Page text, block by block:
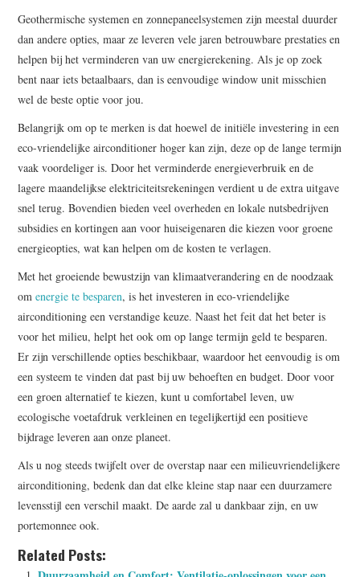
Geothermische systemen en zonnepaneelsystemen zijn meestal duurder
dan andere opties, maar ze leveren vele jaren betrouwbare prestaties en
helpen bij het verminderen van uw energierekening. Als je op zoek
bent naar iets betaalbaars, dan is eenvoudige window unit misschien
wel de beste optie voor jou.
Belangrijk om op te merken is dat hoewel de initiële investering in een
eco-vriendelijke airconditioner hoger kan zijn, deze op de lange termijn
vaak voordeliger is. Door het verminderde energieverbruik en de
lagere maandelijkse elektriciteitsrekeningen verdient u de extra uitgave
snel terug. Bovendien bieden veel overheden en lokale nutsbedrijven
subsidies en kortingen aan voor huiseigenaren die kiezen voor groene
energieopties, wat kan helpen om de kosten te verlagen.
Met het groeiende bewustzijn van klimaatverandering en de noodzaak
omenergie te besparen, is het investeren in eco-vriendelijke
airconditioning een verstandige keuze. Naast het feit dat het beter is
voor het milieu, helpt het ook om op lange termijn geld te besparen.
Er zijn verschillende opties beschikbaar, waardoor het eenvoudig is om
een systeem te vinden dat past bij uw behoeften en budget. Door voor
een groen alternatief te kiezen, kunt u comfortabel leven, uw
ecologische voetafdruk verkleinen en tegelijkertijd een positieve
bijdrage leveren aan onze planeet.
Als u nog steeds twijfelt over de overstap naar een milieuvriendelijkere
airconditioning, bedenk dan dat elke kleine stap naar een duurzamere
levensstijl een verschil maakt. De aarde zal u dankbaar zijn, en uw
portemonnee ook.
Related Posts: